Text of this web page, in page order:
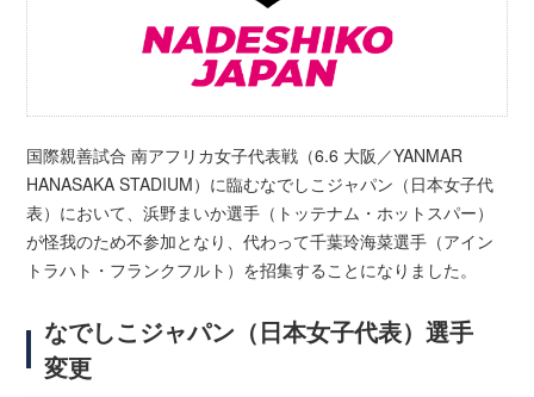
国際親善試合 南アフリカ女子代表戦（6.6 大阪／YANMAR
HANASAKA STADIUM）に臨むなでしこジャパン（日本女子代
表）において、浜野まいか選手（トッテナム・ホットスパー）
が怪我のため不参加となり、代わって千葉玲海菜選手（アイン
トラハト・フランクフルト）を招集することになりました。
なでしこジャパン（日本女子代表）選手
変更